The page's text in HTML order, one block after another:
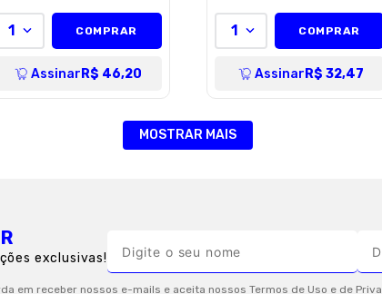
1 COMPRAR
Assinar R$ 46,20
1 COMPRAR
Assinar R$ 32,47
MOSTRAR MAIS
exclusivas!